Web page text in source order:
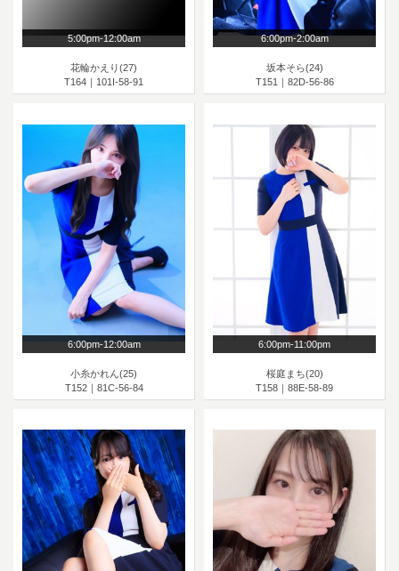
5:00pm-12:00am
花輪かえり(27)
T164｜101I-58-91
6:00pm-2:00am
坂本そら(24)
T151｜82D-56-86
6:00pm-12:00am
小糸かれん(25)
T152｜81C-56-84
6:00pm-11:00pm
桜庭まち(20)
T158｜88E-58-89